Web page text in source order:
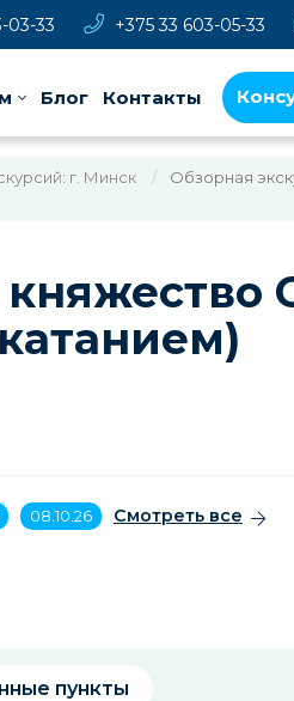
03-33 +375 33 603-05-33
Блог Контакты
г. Минск
Обзорная
08.10.26 Смотреть все
пункты